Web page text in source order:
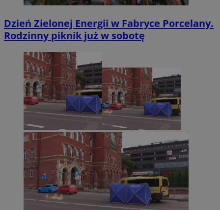
Dzień Zielonej Energii w Fabryce Porcelany.
Rodzinny piknik już w sobotę